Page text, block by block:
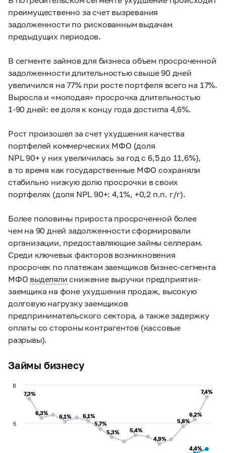
преимущественно за счет вызревания
задолженности по рискованным выдачам
предыдущих периодов.
В сегменте займов для бизнеса объем просроченной
задолженности длительностью свыше 90 дней
увеличился на 77% при росте портфеля всего на 17%.
Выросла и «молодая» просрочка длительностью
1-90 дней: ее доля к концу года достигла 4,6%.
Рост произошел за счет ухудшения качества
портфелей коммерческих МФО (доля
NPL 90+ у них увеличилась за год с 6,5 до 11,6%),
в то время как государственные МФО сохраняли
стабильно низкую долю просрочки в своих
портфелях (доля NPL 90+: 4,1%, +0,2 п.п. г/г).
Более половины прироста просроченной более
чем на 90 дней задолженности сформировали
организации, предоставляющие займы селлерам.
Среди ключевых факторов возникновения
просрочек по платежам заемщиков бизнес-сегмента
МФО выделяли снижение выручки предприятия-
заемщика на фоне ухудшения продаж, высокую
долговую нагрузку заемщиков
предпринимательского сектора, а также задержку
оплаты со стороны контрагентов (кассовые
разрывы).
Займы бизнесу
7,3%
7,3%
6,3%
6,3%
6,1%
6,1% 6,1%
6,1%
5,7%
5,7%
5,3%
5,3% 5,4%
5,4%
4,9%
4,9%
5,8%
5,8%
6,2%
6,2%
7,4%
7,4%
4,4%
4,4%
6
8